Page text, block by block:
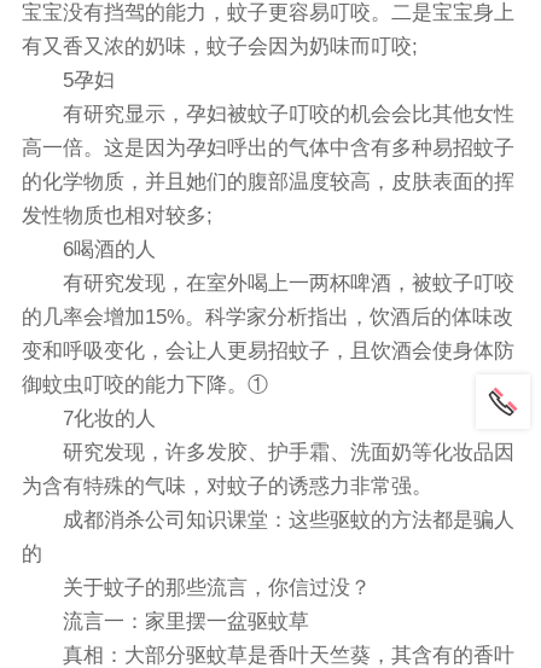
宝宝没有挡驾的能力，蚊子更容易叮咬。二是宝宝身上
有又香又浓的奶味，蚊子会因为奶味而叮咬;
5孕妇
有研究显示，孕妇被蚊子叮咬的机会会比其他女性
高一倍。这是因为孕妇呼出的气体中含有多种易招蚊子
的化学物质，并且她们的腹部温度较高，皮肤表面的挥
发性物质也相对较多;
6喝酒的人
有研究发现，在室外喝上一两杯啤酒，被蚊子叮咬
的几率会增加15%。科学家分析指出，饮酒后的体味改
变和呼吸变化，会让人更易招蚊子，且饮酒会使身体防
御蚊虫叮咬的能力下降。①
7化妆的人
研究发现，许多发胶、护手霜、洗面奶等化妆品因
为含有特殊的气味，对蚊子的诱惑力非常强。
成都消杀公司知识课堂：这些驱蚊的方法都是骗人
的
关于蚊子的那些流言，你信过没？
流言一：家里摆一盆驱蚊草
真相：大部分驱蚊草是香叶天竺葵，其含有的香叶